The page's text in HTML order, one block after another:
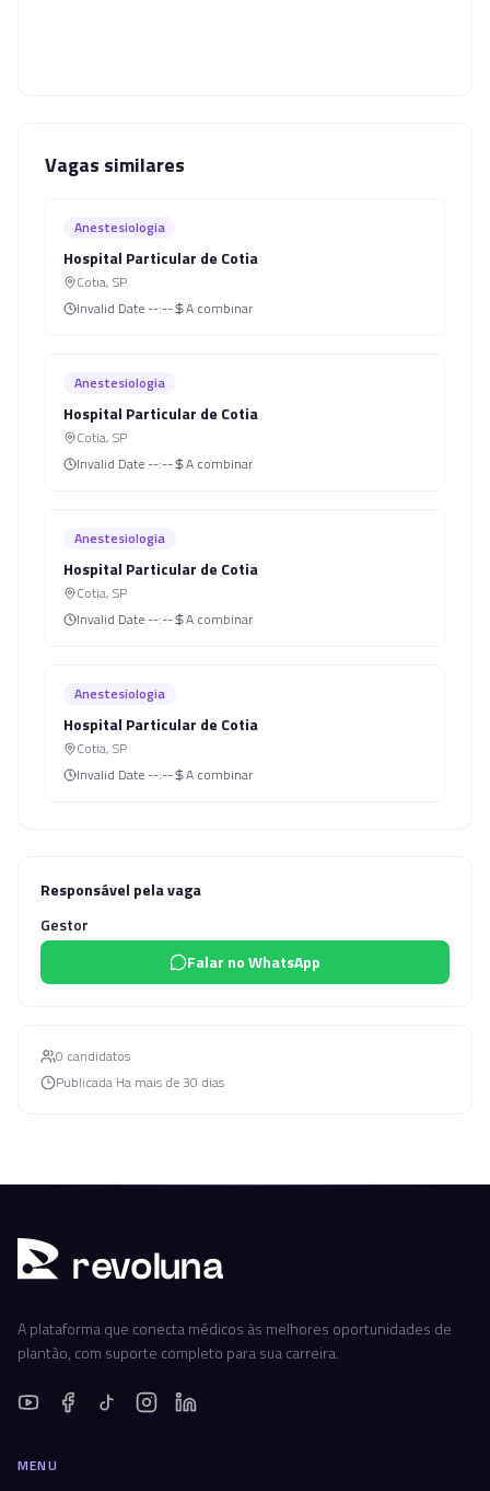
Vagas similares
Anestesiologia
Hospital Particular de Cotia
Cotia, SP
Invalid Date --:-- A combinar
Anestesiologia
Hospital Particular de Cotia
Cotia, SP
Invalid Date --:-- A combinar
Anestesiologia
Hospital Particular de Cotia
Cotia, SP
Invalid Date --:-- A combinar
Anestesiologia
Hospital Particular de Cotia
Cotia, SP
Invalid Date --:-- A combinar
Responsável pela vaga
Gestor
Falar no WhatsApp
0 candidatos
Publicada Ha mais de 30 dias
revoluna
A plataforma que conecta médicos às melhores oportunidades de
plantão, com suporte completo para sua carreira.
MENU